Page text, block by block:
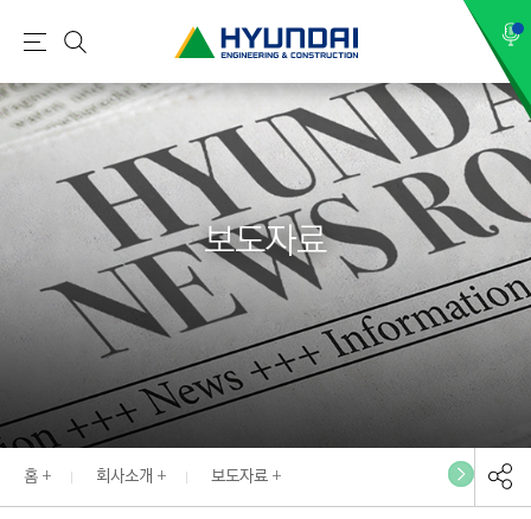
현
건
설
(
Y
U
N
D
A
I
:
E
N
메
뉴
검
색
보도자료
홈 회사소개 보도자료